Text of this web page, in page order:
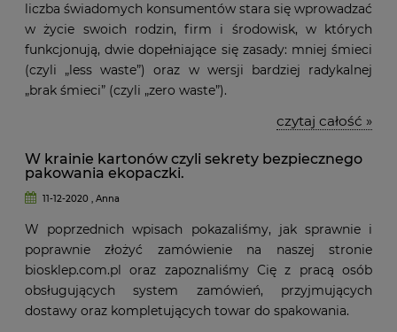
liczba świadomych konsumentów stara się wprowadzać
w życie swoich rodzin, firm i środowisk, w których
funkcjonują, dwie dopełniające się zasady: mniej śmieci
(czyli „less waste”) oraz w wersji bardziej radykalnej
„brak śmieci” (czyli „zero waste”).
czytaj całość »
W krainie kartonów czyli sekrety bezpiecznego
pakowania ekopaczki.
11-12-2020 , Anna
W poprzednich wpisach pokazaliśmy, jak sprawnie i
poprawnie złożyć zamówienie na naszej stronie
biosklep.com.pl oraz zapoznaliśmy Cię z pracą osób
obsługujących system zamówień, przyjmujących
dostawy oraz kompletujących towar do spakowania.